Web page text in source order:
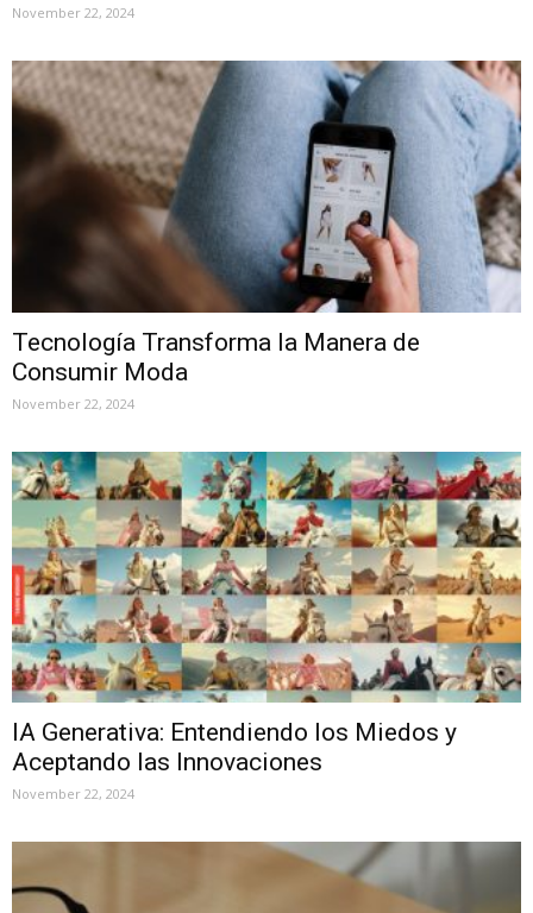
November 22, 2024
Tecnología Transforma la Manera de
Consumir Moda
November 22, 2024
IA Generativa: Entendiendo los Miedos y
Aceptando las Innovaciones
November 22, 2024